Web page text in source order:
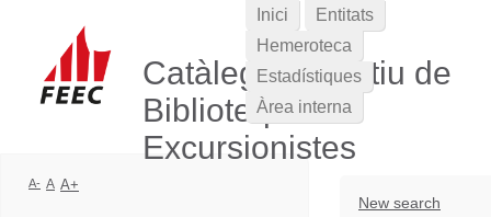
Catàleg Col·lectiu de
Biblioteques
Excursionistes
New search
Inici
Entitats
Hemeroteca
Estadístiques
Àrea interna
A- A A+